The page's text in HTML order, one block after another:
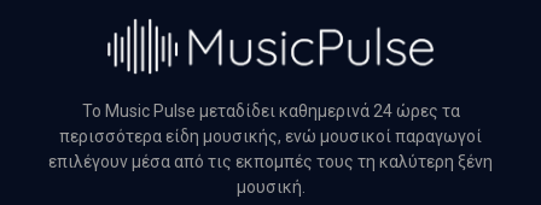
Το Music Pulse μεταδίδει καθημερινά 24 ώρες τα
περισσότερα είδη μουσικής, ενώ μουσικοί παραγωγοί
επιλέγουν μέσα από τις εκπομπές τους τη καλύτερη ξένη
μουσική.